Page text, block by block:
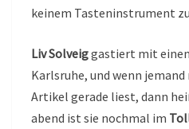
keinem Tasteninstrument
Liv Solveiggastiert mit
Karlsruhe, und wenn
Artikel gerade liest, dann
abend ist sie nochmal im